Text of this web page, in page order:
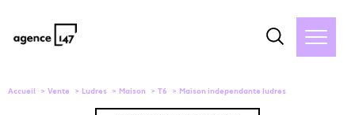
Accueil Vente Ludres Maison T6 Maison independante ludres